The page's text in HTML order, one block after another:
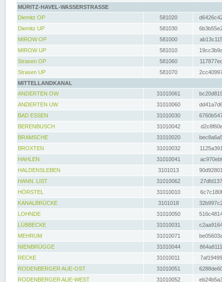
MÜRITZ-HAVEL-WASSERSTRASSE
Diemitz OP
581020
Diemitz UP
581030
MIROW OP
581000
MIROW UP
581010
Strasen OP
581060
Strasen UP
581070
MITTELLANDKANAL
ANDERTEN OW
31010061
ANDERTEN UW
31010060
BAD ESSEN
31010030
BERENBUSCH
31010042
BRAMSCHE
31010020
BROXTEN
31010032
HAHLEN
31010041
HALDENSLEBEN
3101013
HANN. LIST
31010062
HÖRSTEL
31010010
KANALBRÜCKE
3101018
LOHNDE
31010050
LÜBBECKE
31010031
MEHRUM
31010071
NIENBRÜGGE
31010044
RECKE
31010011
RODENBERGER AUE-OST
31010051
RODENBERGER AUE-WEST
31010052